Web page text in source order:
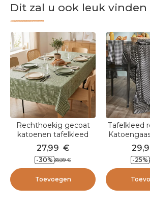
Dit zal u ook leuk vinden
Rechthoekig gecoat
katoenen tafelkleed
(150 x 250 cm) Paolo
Groen
27,99 €
-30% 39,99 €
Toevoegen
Tafelkleed
cm) Gaïa
-25%